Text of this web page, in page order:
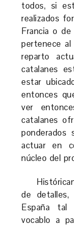
todos, si
realizados
Francia o
pertenece
reparto
catalanes
estar
entonces
ver
catalanes
actuar en
núcleo del
de
España tal
vocablo a